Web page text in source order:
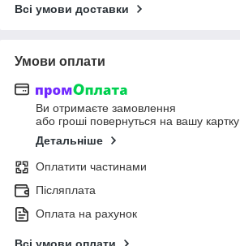
Всі умови доставки
Умови оплати
Ви отримаєте замовлення
або гроші повернуться на вашу картку
Детальніше
Оплатити частинами
Післяплата
Оплата на рахунок